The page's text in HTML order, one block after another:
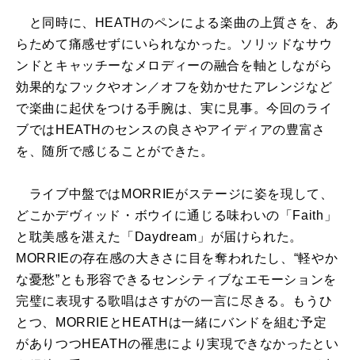
と同時に、HEATHのペンによる楽曲の上質さを、あ
らためて痛感せずにいられなかった。ソリッドなサウ
ンドとキャッチーなメロディーの融合を軸としながら
効果的なフックやオン／オフを効かせたアレンジなど
で楽曲に起伏をつける手腕は、実に見事。今回のライ
ブではHEATHのセンスの良さやアイディアの豊富さ
を、随所で感じることができた。
ライブ中盤ではMORRIEがステージに姿を現して、
どこかデヴィッド・ボウイに通じる味わいの「Faith」
と耽美感を湛えた「Daydream」が届けられた。
MORRIEの存在感の大きさに目を奪われたし、“軽やか
な憂愁”とも形容できるセンシティブなエモーションを
完璧に表現する歌唱はさすがの一言に尽きる。もうひ
とつ、MORRIEとHEATHは一緒にバンドを組む予定
がありつつHEATHの罹患により実現できなかったとい